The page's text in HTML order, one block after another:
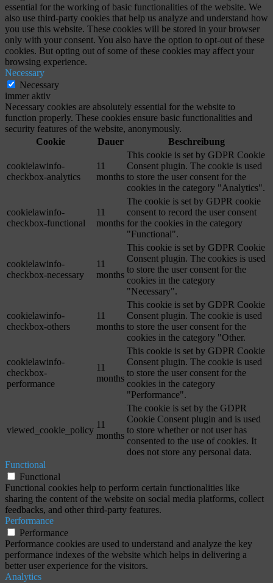
essential for the working of basic functionalities of the website. We
also use third-party cookies that help us analyze and understand how
you use this website. These cookies will be stored in your browser
only with your consent. You also have the option to opt-out of these
cookies. But opting out of some of these cookies may affect your
browsing experience.
Necessary
Necessary
immer aktiv
Necessary cookies are absolutely essential for the website to
function properly. These cookies ensure basic functionalities and
security features of the website, anonymously.
Cookie
Dauer Beschreibung
cookielawinfo-
checkbox-analytics
11
months
This cookie is set by GDPR Cookie
Consent plugin. The cookie is used
to store the user consent for the
cookies in the category "Analytics".
cookielawinfo-
checkbox-functional
11
months
The cookie is set by GDPR cookie
consent to record the user consent
for the cookies in the category
"Functional".
cookielawinfo-
checkbox-necessary
11
months
This cookie is set by GDPR Cookie
Consent plugin. The cookies is used
to store the user consent for the
cookies in the category
"Necessary".
cookielawinfo-
checkbox-others
11
months
This cookie is set by GDPR Cookie
Consent plugin. The cookie is used
to store the user consent for the
cookies in the category "Other.
cookielawinfo-
checkbox-
performance
11
months
This cookie is set by GDPR Cookie
Consent plugin. The cookie is used
to store the user consent for the
cookies in the category
"Performance".
viewed_cookie_policy
11
months
The cookie is set by the GDPR
Cookie Consent plugin and is used
to store whether or not user has
consented to the use of cookies. It
does not store any personal data.
Functional
Functional
Functional cookies help to perform certain functionalities like
sharing the content of the website on social media platforms, collect
feedbacks, and other third-party features.
Performance
Performance
Performance cookies are used to understand and analyze the key
performance indexes of the website which helps in delivering a
better user experience for the visitors.
Analytics